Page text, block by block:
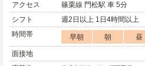
アクセス
篠栗線 門松駅 車 5分
シフト
週2日以上 1日4時間以上
時間帯
早朝 朝 昼
面接地